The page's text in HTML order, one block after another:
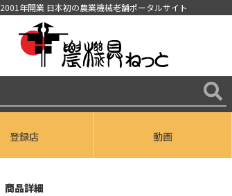
2001年開業 日本初の農業機械老舗ポータルサイト
登録店 動画
商品詳細